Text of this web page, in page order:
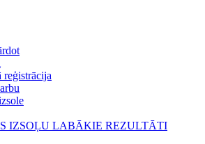
reģistrācija
IZSOĻU LABĀKIE REZULTĀTI